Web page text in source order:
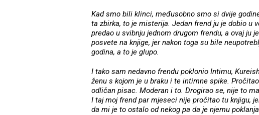
Kad smo bili klinci, međusobno smo si dvije
ta zbirka, to je misterija. Jedan frend ju je dobio u
predao u svibnju jednom drugom frendu, a ovaj
posvete na knjige, jer nakon toga su bile
godina, a to je glupo.
I tako sam nedavno frendu poklonio Intimu,
ženu s kojom je u braku i te intimne spike.
odličan pisac. Moderan i to. Drogirao se, nije to
I taj moj frend par mjeseci nije pročitao tu knjigu,
da mi je to ostalo od nekog pa da je njemu